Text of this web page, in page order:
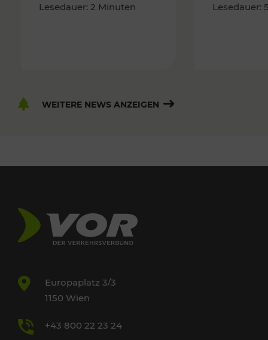
Lesedauer: 2 Minuten Lesedauer:
WEITERE NEWS ANZEIGEN
Europaplatz 3/3
1150 Wien
+43 800 22 23 24